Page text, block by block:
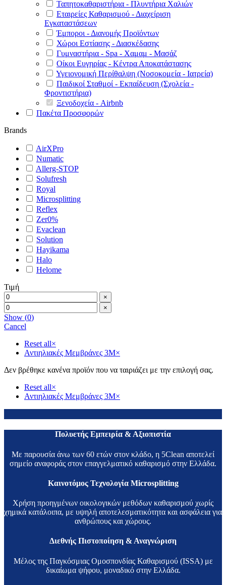
Ταπητοκαθαριστήρια - Πλυντήρια Χαλιών
Εταιρείες Καθαρισμού - Διαχείριση
Εγκαταστάσεων
Έμποροι - Διανομής Προϊόντων
Χώροι Εστίασης - Διασκέδασης
Γυμναστήρια - Spa - Χαμαμ - Μασάζ
Οίκοι Ευγηρίας - Κέντρα Αποκατάστασης
Υγειονομική Περίθαλψη (Νοσοκομεία - Ιατρεία)
Παιδικοί Σταθμοί - Εκπαίδευση (Σχολεία -
Φροντιστήρια)
Ξενοδοχεία - Airbnb
Πακέτα Προσφορών
Brands
AirXPro
Numatic
Allerg-STOP
Solufresh
Royal
Microsplitting
Reflex
Zer0%
Evaclean
Solution
Hayikama
Halo
Helome
Τιμή
×
×
Show (0)
Cancel
Reset all×
Αντιηλιακές Μεμβράνες 3Μ×
Δεν βρέθηκε κανένα προϊόν που να ταιριάζει με την επιλογή σας.
Reset all×
Αντιηλιακές Μεμβράνες 3Μ×
Πολυετής Εμπειρία & Αξιοπιστία
Με παρουσία άνω των 60 ετών στον κλάδο, η 5Clean αποτελεί
σημείο αναφοράς στον επαγγελματικό καθαρισμό στην Ελλάδα.
Καινοτόμος Τεχνολογία Microsplitting
Χρήση προηγμένων οικολογικών μεθόδων καθαρισμού χωρίς
χημικά κατάλοιπα, με υψηλή αποτελεσματικότητα και ασφάλεια για
ανθρώπους και χώρους.
Διεθνής Πιστοποίηση & Αναγνώριση
Μέλος της Παγκόσμιας Ομοσπονδίας Καθαρισμού (ISSA) με
δικαίωμα ψήφου, μοναδικό στην Ελλάδα.